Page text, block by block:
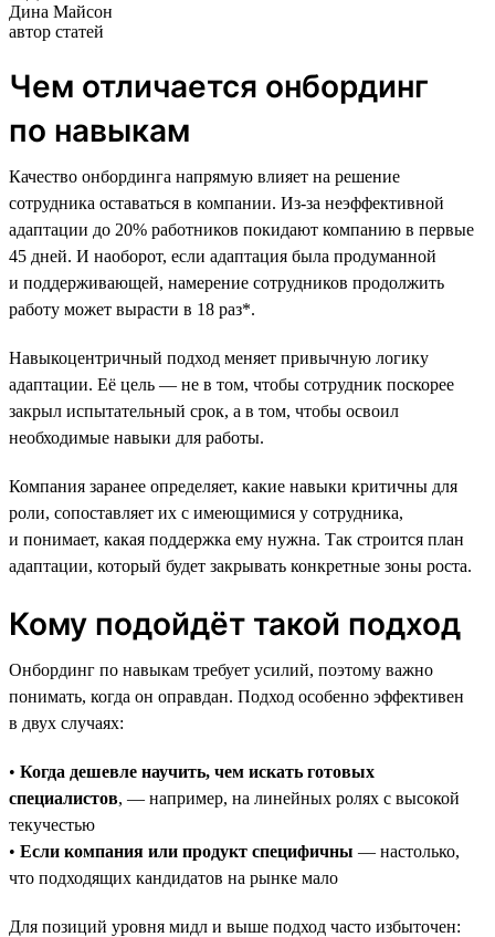
Дина Майсон
автор статей
Чем отличается онбординг
по навыкам
Качество онбординга напрямую влияет на решение
сотрудника оставаться в компании. Из-за неэффективной
адаптации до 20% работников покидают компанию в первые
45 дней. И наоборот, если адаптация была продуманной
и поддерживающей, намерение сотрудников продолжить
работу может вырасти в 18 раз*.
Навыкоцентричный подход меняет привычную логику
адаптации. Её цель — не в том, чтобы сотрудник поскорее
закрыл испытательный срок, а в том, чтобы освоил
необходимые навыки для работы.
Компания заранее определяет, какие навыки критичны для
роли, сопоставляет их с имеющимися у сотрудника,
и понимает, какая поддержка ему нужна. Так строится план
адаптации, который будет закрывать конкретные зоны роста.
Кому подойдёт такой подход
Онбординг по навыкам требует усилий, поэтому важно
понимать, когда он оправдан. Подход особенно эффективен
в двух случаях:
• Когда дешевле научить, чем искать готовых
специалистов, — например, на линейных ролях с высокой
текучестью
• Если компания или продукт специфичны — настолько,
что подходящих кандидатов на рынке мало
Для позиций уровня мидл и выше подход часто избыточен: